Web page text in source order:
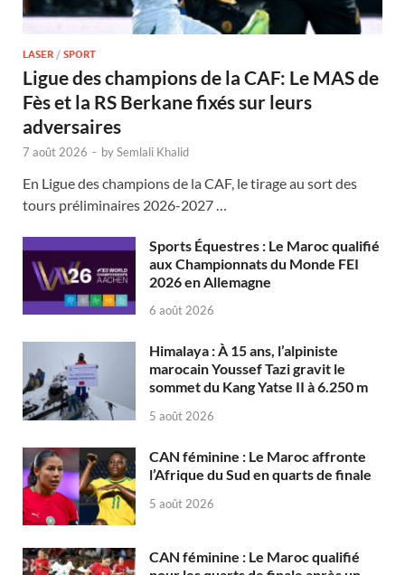
LASER / SPORT
Ligue des champions de la CAF: Le MAS de
Fès et la RS Berkane fixés sur leurs
adversaires
7 août 2026 - bySemlali Khalid
En Ligue des champions de la CAF, le tirage au sort des
tours préliminaires 2026-2027 …
Sports Équestres : Le Maroc qualifié
aux Championnats du Monde FEI
2026 en Allemagne
6 août 2026
Himalaya : À 15 ans, l’alpiniste
marocain Youssef Tazi gravit le
sommet du Kang Yatse II à 6.250 m
5 août 2026
CAN féminine : Le Maroc affronte
l’Afrique du Sud en quarts de finale
5 août 2026
CAN féminine : Le Maroc qualifié